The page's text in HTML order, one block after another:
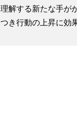
理解する新たな手が
つき行動の上昇に効